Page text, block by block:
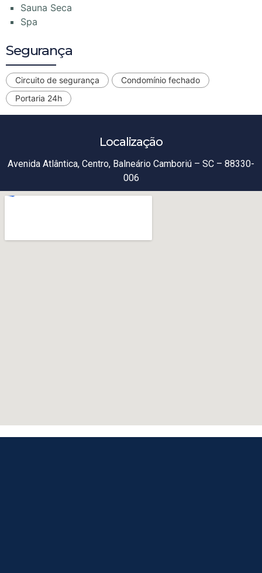
Sauna Seca
Spa
Segurança
Circuito de segurança
Condomínio fechado
Portaria 24h
Localização
Avenida Atlântica, Centro, Balneário Camboriú – SC – 88330-
006